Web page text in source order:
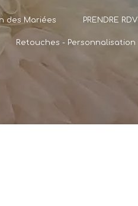
des Mariées PRENDRE RDV
Retouches - Personnalisation